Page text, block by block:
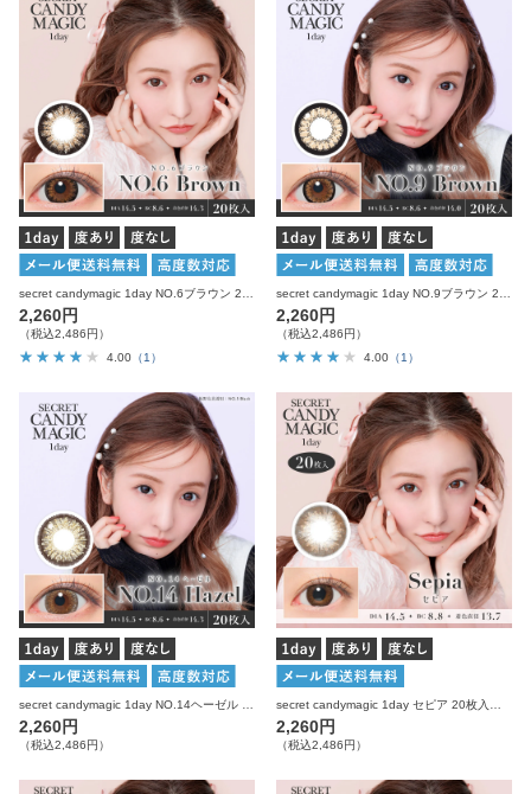
secret candymagic 1day NO.6ブラウン 20枚入り シークレットキャンディーマジック カラコン
2,260円
（税込2,486円）
4.00 （1）
secret candymagic 1day NO.9ブラウン 20枚入り シークレットキャンディーマジック カラコン
2,260円
（税込2,486円）
4.00 （1）
secret candymagic 1day NO.14ヘーゼル 20枚入り シークレットキャンディーマジック カラコン
2,260円
（税込2,486円）
secret candymagic 1day セピア 20枚入り シークレットキャンディーマジック カラコン
2,260円
（税込2,486円）